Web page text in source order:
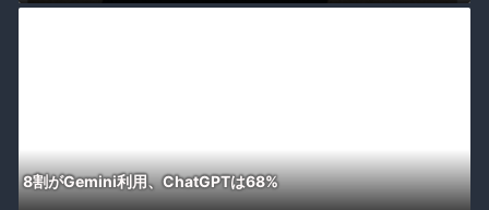
8割がGemini利用、ChatGPTは68%